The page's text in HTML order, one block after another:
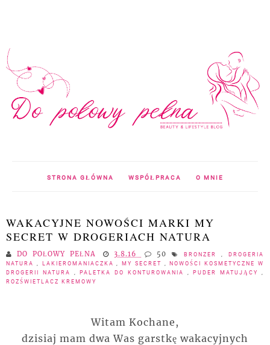
STRONA GŁÓWNA WSPÓŁPRACA O MNIE
WAKACYJNE NOWOŚCI MARKI MY
SECRET W DROGERIACH NATURA
DO POŁOWY PEŁNA 3.8.16 50 BRONZER
DROGERIA
NATURA
LAKIEROMANIACZKA MY SECRET
NOWOŚCI KOSMETYCZNE W
DROGERII NATURA
PALETKA DO KONTUROWANIA PUDER MATUJĄCY
ROZŚWIETLACZ KREMOWY
Witam Kochane,
dzisiaj mam dwa Was garstkę wakacyjnych